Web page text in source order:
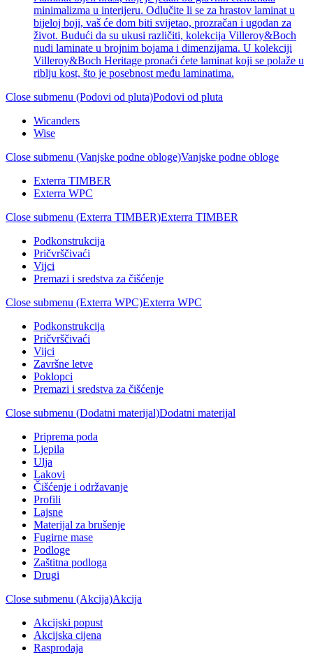
minimalizma u interijeru. Odlučite li se za hrastov laminat u
bijeloj boji, vaš će dom biti svijetao, prozračan i ugodan za
život. Budući da su ukusi različiti, kolekcija Villeroy&Boch
nudi laminate u brojnim bojama i dimenzijama. U kolekciji
Villeroy&Boch Heritage pronaći ćete laminat koji se polaže u
riblju kost, što je posebnost među laminatima.
Close submenu (Podovi od pluta)Podovi od pluta
Wicanders
Wise
Close submenu (Vanjske podne obloge)Vanjske podne obloge
Exterra TIMBER
Exterra WPC
Close submenu (Exterra TIMBER)Exterra TIMBER
Podkonstrukcija
Pričvrščivaći
Vijci
Premazi i sredstva za čišćenje
Close submenu (Exterra WPC)Exterra WPC
Podkonstrukcija
Pričvrščivaći
Vijci
Završne letve
Poklopci
Premazi i sredstva za čišćenje
Close submenu (Dodatni materijal)Dodatni materijal
Priprema poda
Ljepila
Ulja
Lakovi
Čišćenje i održavanje
Profili
Lajsne
Materijal za brušenje
Fugirne mase
Podloge
Zaštitna podloga
Drugi
Close submenu (Akcija)Akcija
Akcijski popust
Akcijska cijena
Rasprodaja